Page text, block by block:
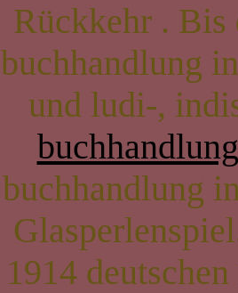
Rückkehr . Bis
buchhandlung
und ludi-,
buchhandlung
1914